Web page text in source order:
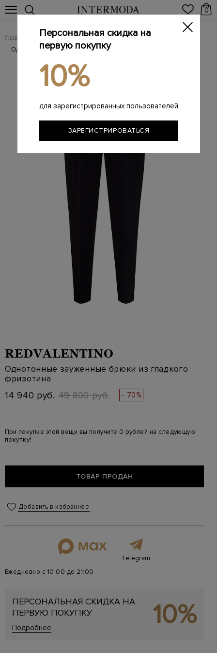
0
Главная Женщинам / Женская одежда / Женские брюки
/ Однотонные зауженные брюки из&nbsp;гладкого фризотина
REDVALENTINO
Однотонные зауженные брюки из гладкого
фризотина
14 940 руб. 49 800 руб. - 70%
При покупке этой вещи вы получите 0 рублей на следующую
покупку!
ТОВАР ПРОДАН
Добавить в избранное
Telegram
Ежедневно с 10:00 до 21:00
ПЕРСОНАЛЬНАЯ СКИДКА НА
ПЕРВУЮ ПОКУПКУ
Подробнее 10%
Персональная скидка на
первую покупку
10%
для зарегистрированных пользователей
ЗАРЕГИСТРИРОВАТЬСЯ